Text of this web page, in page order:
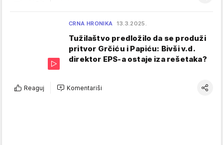
CRNA HRONIKA 13.3.2025.
Tužilaštvo predložilo da se produži
pritvor Grčiću i Papiću: Bivši v.d.
direktor EPS-a ostaje iza rešetaka?
Reaguj Komentariši